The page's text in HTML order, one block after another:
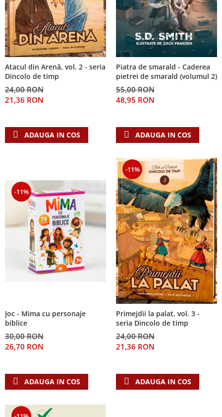
Atacul din Arenă, vol. 2 - seria
Dincolo de timp
24,00 RON
21,36 RON
ADAUGA IN COS
Piatra de smarald - Caderea
pietrei de smarald (volumul 2)
55,00 RON
48,95 RON
ADAUGA IN COS
-11%
Joc - Mima cu personaje
biblice
30,00 RON
26,70 RON
ADAUGA IN COS
-11%
Primejdii la palat, vol. 3 -
seria Dincolo de timp
24,00 RON
21,36 RON
ADAUGA IN COS